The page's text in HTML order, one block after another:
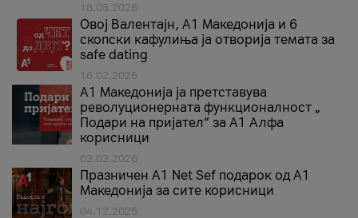
18.05.2026
Овој Валентајн, A1 Македонија и 6
скопски кафулиња ја отворија темата за
safe dating
16.02.2026
А1 Македонија ја претставува
револуционерната функционалност „
Подари на пријател“ за А1 Алфа
корисници
02.02.2026
Празничен A1 Net Sеf подарок од А1
Македонија за сите корисници
04.12.2025